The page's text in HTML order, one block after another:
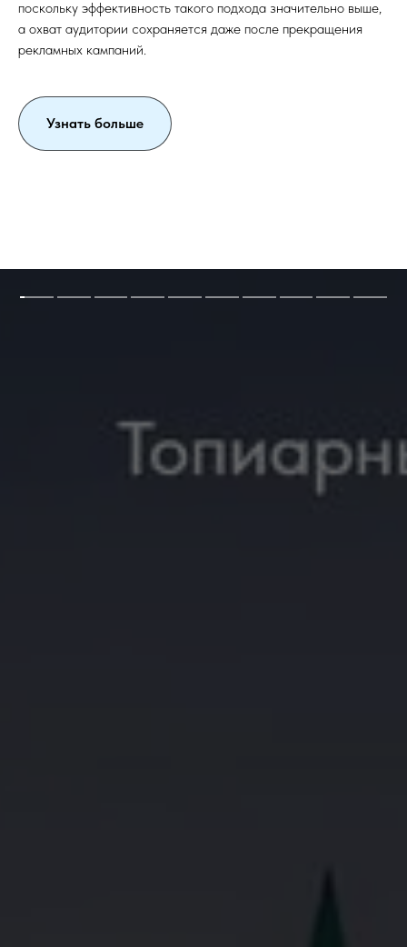
поскольку эффективность такого подхода значительно выше,
а охват аудитории сохраняется даже после прекращения
рекламных кампаний.
Узнать больше